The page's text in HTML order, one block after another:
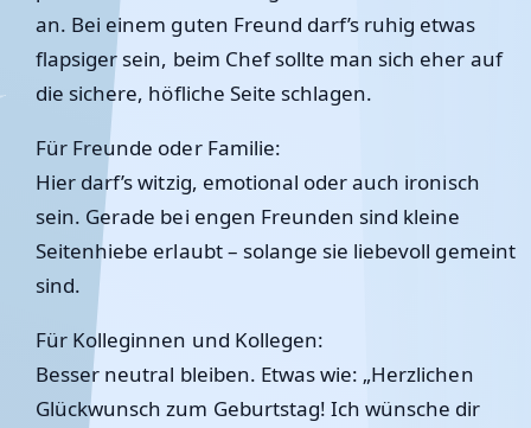
an. Bei einem guten Freund darf’s ruhig etwas
flapsiger sein, beim Chef sollte man sich eher auf
die sichere, höfliche Seite schlagen.
Für Freunde oder Familie:
Hier darf’s witzig, emotional oder auch ironisch
sein. Gerade bei engen Freunden sind kleine
Seitenhiebe erlaubt – solange sie liebevoll gemeint
sind.
Für Kolleginnen und Kollegen:
Besser neutral bleiben. Etwas wie: „Herzlichen
Glückwunsch zum Geburtstag! Ich wünsche dir